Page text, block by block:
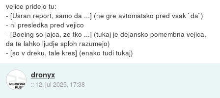
vejice pridejo tu:
- [Usran report, samo da ...] (ne gre avtomatsko pred vsak `da`)
- ni presledka pred vejico
- [Boeing so jajca, ze tko ...] (tukaj je dejansko pomembna vejica,
da te lahko ljudje sploh razumejo)
- [so v dreku, tale kres] (enako tudi tukaj)
dronyx
:: 12. jul 2025, 17:38